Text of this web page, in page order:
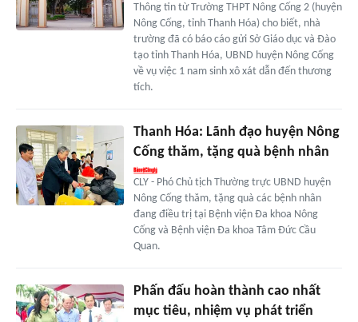
Thông tin từ Trường THPT Nông Cống 2 (huyện
Nông Cống, tỉnh Thanh Hóa) cho biết, nhà
trường đã có báo cáo gửi Sở Giáo dục và Đào
tạo tỉnh Thanh Hóa, UBND huyện Nông Cống
về vụ việc 1 nam sinh xô xát dẫn đến thương
tích.
Thanh Hóa: Lãnh đạo huyện Nông
Cống thăm, tặng quà bệnh nhân
CLY - Phó Chủ tịch Thường trực UBND huyện
Nông Cống thăm, tặng quà các bệnh nhân
đang điều trị tại Bệnh viện Đa khoa Nông
Cống và Bệnh viện Đa khoa Tâm Đức Cầu
Quan.
Phấn đấu hoàn thành cao nhất
mục tiêu, nhiệm vụ phát triển